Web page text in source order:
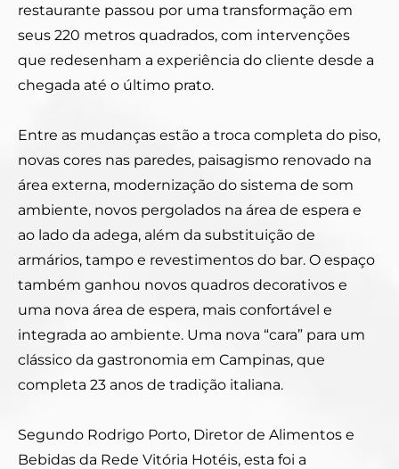
restaurante passou por uma transformação em
seus 220 metros quadrados, com intervenções
que redesenham a experiência do cliente desde a
chegada até o último prato.
Entre as mudanças estão a troca completa do piso,
novas cores nas paredes, paisagismo renovado na
área externa, modernização do sistema de som
ambiente, novos pergolados na área de espera e
ao lado da adega, além da substituição de
armários, tampo e revestimentos do bar. O espaço
também ganhou novos quadros decorativos e
uma nova área de espera, mais confortável e
integrada ao ambiente. Uma nova “cara” para um
clássico da gastronomia em Campinas, que
completa 23 anos de tradição italiana.
Segundo Rodrigo Porto, Diretor de Alimentos e
Bebidas da Rede Vitória Hotéis, esta foi a